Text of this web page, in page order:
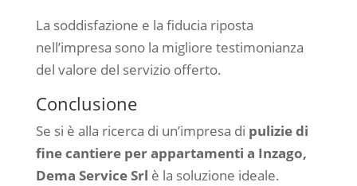
La soddisfazione e la fiducia riposta
nell’impresa sono la migliore testimonianza
del valore del servizio offerto.
Conclusione
Se si è alla ricerca di un’impresa di pulizie di
fine cantiere per appartamenti a Inzago,
Dema Service Srl è la soluzione ideale.